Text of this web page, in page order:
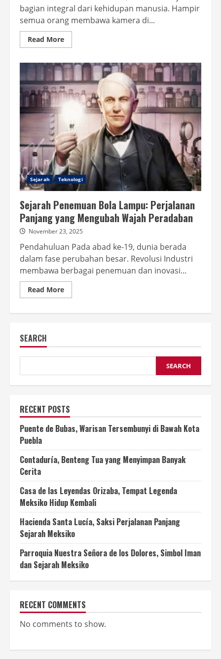
bagian integral dari kehidupan manusia. Hampir
semua orang membawa kamera di...
Read MoreRead
more
Penemu
Kamera
Pertama
Kali:
Perjalanan
Panjang
Mengabadikan
Sejarah Teknologi
Sejarah Penemuan Bola Lampu: Perjalanan
Panjang yang Mengubah Wajah Peradaban
November 23, 2025
Pendahuluan Pada abad ke-19, dunia berada
dalam fase perubahan besar. Revolusi Industri
membawa berbagai penemuan dan inovasi...
Read MoreRead
more
Panjang
Mengubah
SEARCH
SEARCH
RECENT POSTS
Puente de Bubas, Warisan Tersembunyi di Bawah Kota
Puebla
Contaduría, Benteng Tua yang Menyimpan Banyak
Cerita
Casa de las Leyendas Orizaba, Tempat Legenda
Meksiko Hidup Kembali
Hacienda Santa Lucía, Saksi Perjalanan Panjang
Sejarah Meksiko
Parroquia Nuestra Señora de los Dolores, Simbol Iman
dan Sejarah Meksiko
RECENT COMMENTS
No comments to show.